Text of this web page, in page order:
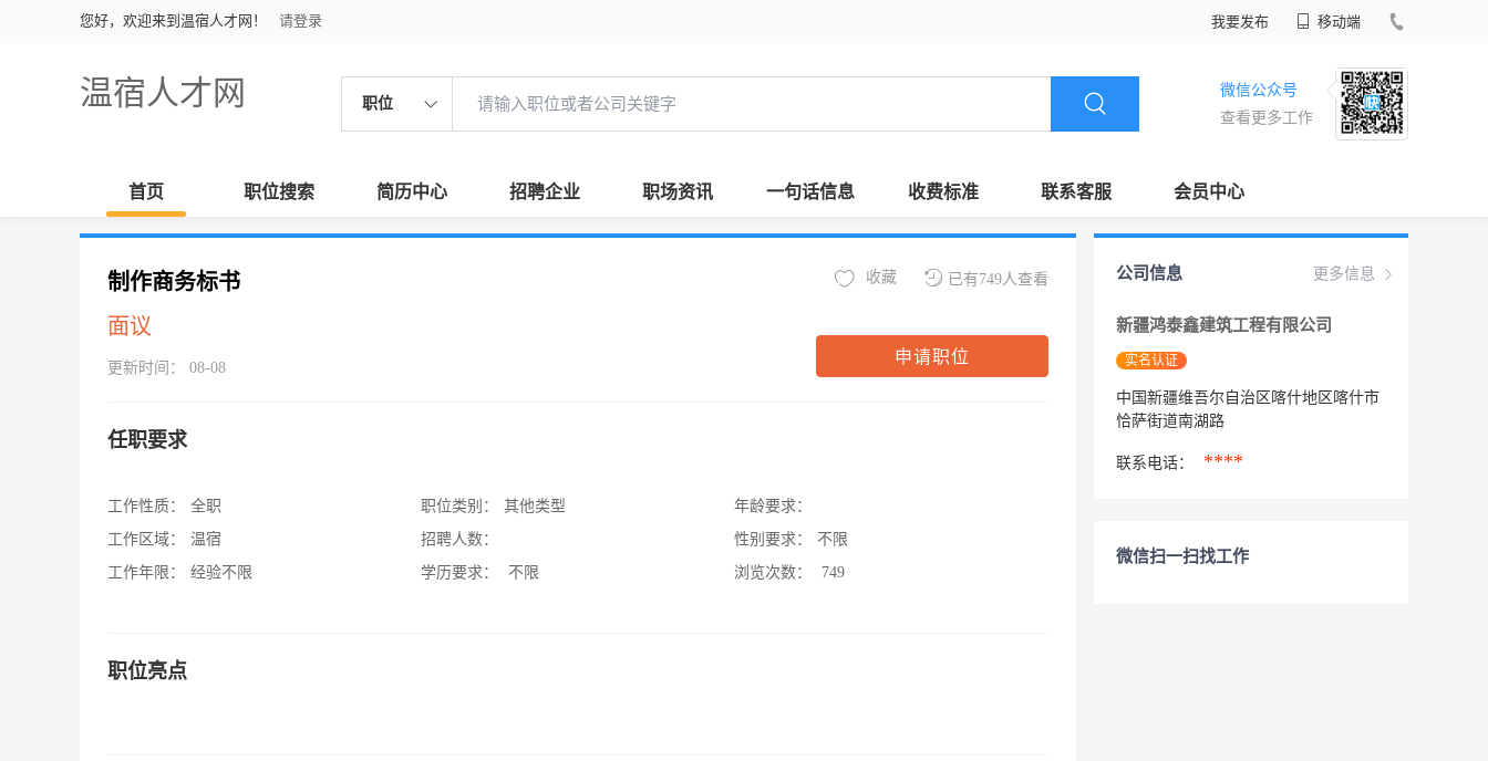
您好，欢迎来到温宿人才网！ 请登录 我要发布 移动端
温宿人才网 职位
微信公众号
查看更多工作
首页 职位搜索 简历中心 招聘企业 职场资讯 一句话信息 收费标准 联系客服 会员中心
制作商务标书
面议
更新时间： 08-08
已有749人查看
收藏
申请职位
任职要求
工作性质：
全职
工作区域：
温宿
工作年限：
经验不限
职位类别：
其他类型
招聘人数：
学历要求：
不限
年龄要求：
性别要求：
不限
浏览次数：
749
职位亮点
更多信息
公司信息
新疆鸿泰鑫建筑工程有限公司
实名认证
中国新疆维吾尔自治区喀什地区喀什市
恰萨街道南湖路
联系电话： ****
微信扫一扫找工作